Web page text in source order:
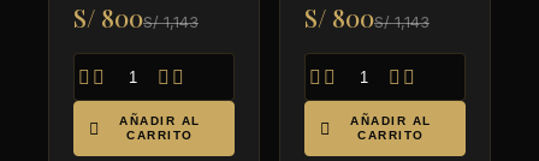
S/ 800S/ 1,143
   

AÑADIR AL
CARRITO
S/ 800S/ 1,143
   

AÑADIR AL
CARRITO